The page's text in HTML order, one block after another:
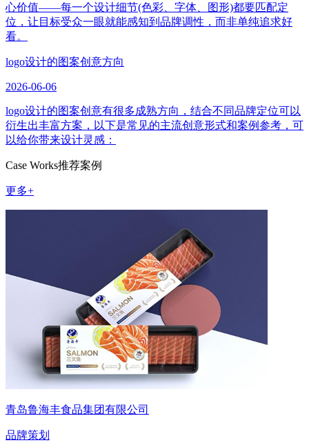
心价值——每一个设计细节(色彩、字体、图形)都要匹配定
位，让目标受众一眼就能感知到品牌调性，而非单纯追求好
看。
logo设计的图案创意方向
2026-06-06
logo设计的图案创意有很多成熟方向，结合不同品牌定位可以
衍生出丰富方案，以下是常见的主流创意形式和案例参考，可
以给你带来设计灵感：
Case Works推荐案例
更多+
青岛鲁海丰食品集团有限公司
品牌策划